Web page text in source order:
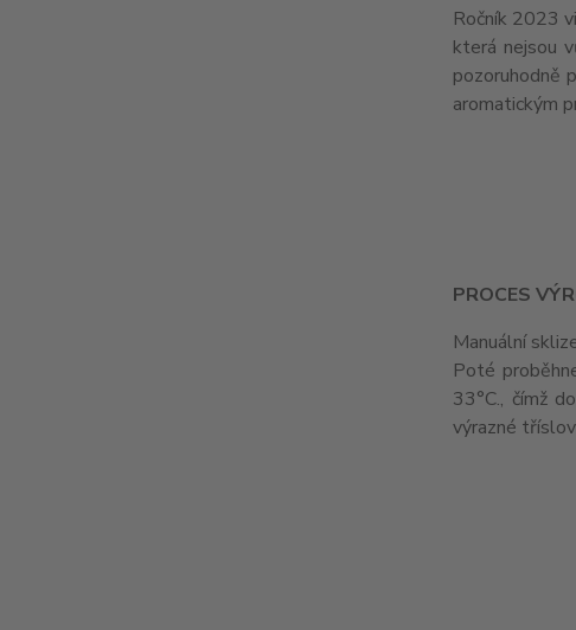
Ročník 2023
která nejsou
pozoruhodně
aromatickým
PROCES
Manuální
Poté
33°C., čímž
výrazné